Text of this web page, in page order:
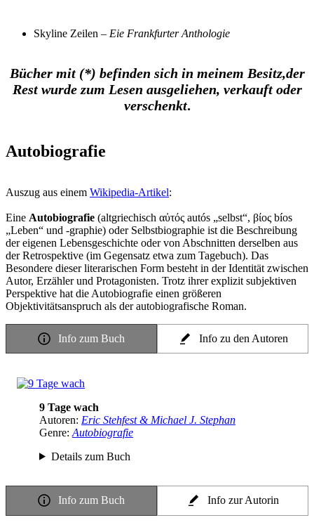
Skyline Zeilen – Eie Frankfurter Anthologie
Bücher mit (*) befinden sich in meinem Besitz,der
Rest wurde zum Lesen ausgeliehen, verkauft oder
verschenkt.
Autobiografie
Auszug aus einem Wikipedia-Artikel:
Eine Autobiografie (altgriechisch αὐτός autós „selbst“, βίος bíos
„Leben“ und -graphie) oder Selbstbiographie ist die Beschreibung
der eigenen Lebensgeschichte oder von Abschnitten derselben aus
der Retrospektive (im Gegensatz etwa zum Tagebuch). Das
Besondere dieser literarischen Form besteht in der Identität zwischen
Autor, Erzähler und Protagonisten. Trotz ihrer explizit subjektiven
Perspektive hat die Autobiografie einen größeren
Objektivitätsanspruch als der autobiografische Roman.
Info zum Buch Info zu den Autoren
9 Tage wach
Autoren: Eric Stehfest & Michael J. Stephan
Genre: Autobiografie
Details zum Buch
Info zum Buch Info zur Autorin